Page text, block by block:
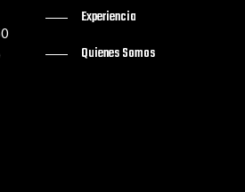
Experiencia
Quienes Somos